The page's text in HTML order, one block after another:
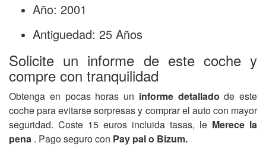
Año: 2001
Antiguedad: 25 Años
Solicite un informe de este coche y
compre con tranquilidad
Obtenga en pocas horas un informe detalladode este
coche para evitarse sorpresas y comprar el auto con mayor
seguridad. Coste 15 euros incluida tasas, le Merece la
pena . Pago seguro con Pay pal o Bizum.